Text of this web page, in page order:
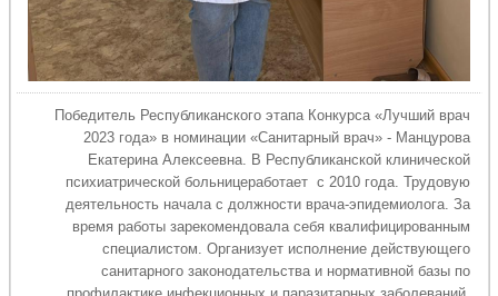
Победитель Республиканского этапа Конкурса «Лучший врач
2023 года» в номинации «Санитарный врач» - Манцурова
Екатерина Алексеевна. В Республиканской клинической
психиатрической больницеработает с 2010 года. Трудовую
деятельность начала с должности врача-эпидемиолога. За
время работы зарекомендовала себя квалифицированным
специалистом. Организует исполнение действующего
санитарного законодательства и нормативной базы по